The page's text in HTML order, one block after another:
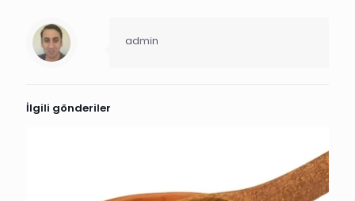
admin
İlgili gönderiler